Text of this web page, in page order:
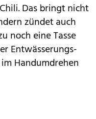
Das bringt nicht
zündet auch
noch eine Tasse
Entwässerungs-
Handumdrehen